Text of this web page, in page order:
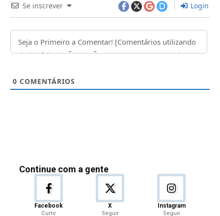
Se inscrever Login
0 COMENTÁRIOS
Continue com a gente
Facebook
Curtir
X
Seguir
Instagram
Seguir